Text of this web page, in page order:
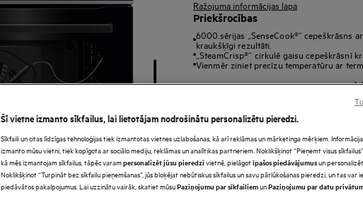
Ražojuma informācijas lapa
Priekšrocības
6000.sērijas „SenseCook®“ cepeškrāsns
kraukšķīgi rezultāti.
„SteamCrisp®“ cirkulē gaisu cepeškrāsnī
Vienmēr ziniet precīzu temperatūru ar
*Produkta lapas galerijā
paredzēti tikai ilustratīviem
precīzi neatspoguļo šo
Šī vietne izmanto sīkfailus, lai lietotājam nodrošinātu personalizētu pieredzi.
Sīkfaili un citas līdzīgas tehnoloģijas tiek izmantotas vietnes uzlabošanas, kā arī reklāmas un mārketinga mērķiem.
izmanto mūsu vietni, tiek kopīgota ar sociālo mediju, reklāmas un analītikas partneriem. Noklikšķinot “Pieņemt visus
kā mēs izmantojam sīkfailus, tāpēc varampersonalizēt jūsu pieredzi vietnē, pielāgotīpašos piedāvājumusun
Noklikšķinot “Turpināt bez sīkfailu pieņemšanas”, jūs bloķējat nebūtiskus sīkfailus un savu pārlūkošanas pieredzi, un tas var
piedāvātos pakalpojumus. Lai uzzinātu vairāk, skatiet mūsuPaziņojumu par sīkfailiemunPaziņojumu par datu